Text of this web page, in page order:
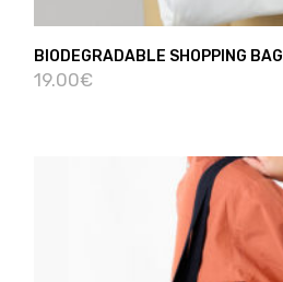
BIODEGRADABLE SHOPPING BAG
19.00€